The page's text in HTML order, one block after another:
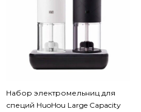
Набор электромельниц для
специй HuoHou Large Capacity